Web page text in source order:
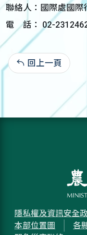
聯絡人：國際處國際
電 話： 02-
回上一頁
隱私權及資訊安全
本部位置圖
各